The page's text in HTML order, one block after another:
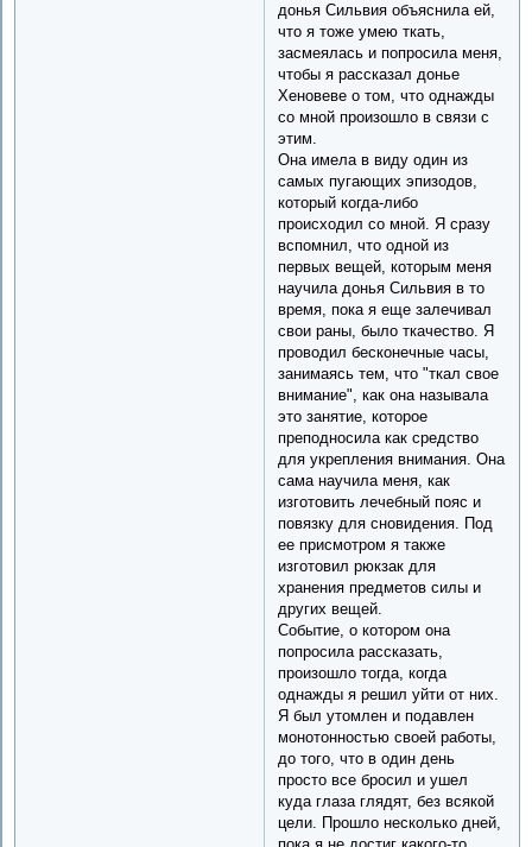
донья Сильвия объяснила ей,
что я тоже умею ткать,
засмеялась и попросила меня,
чтобы я рассказал донье
Хеновеве о том, что однажды
со мной произошло в связи с
этим.
Она имела в виду один из
самых пугающих эпизодов,
который когда-либо
происходил со мной. Я сразу
вспомнил, что одной из
первых вещей, которым меня
научила донья Сильвия в то
время, пока я еще залечивал
свои раны, было ткачество. Я
проводил бесконечные часы,
занимаясь тем, что "ткал свое
внимание", как она называла
это занятие, которое
преподносила как средство
для укрепления внимания. Она
сама научила меня, как
изготовить лечебный пояс и
повязку для сновидения. Под
ее присмотром я также
изготовил рюкзак для
хранения предметов силы и
других вещей.
Событие, о котором она
попросила рассказать,
произошло тогда, когда
однажды я решил уйти от них.
Я был утомлен и подавлен
монотонностью своей работы,
до того, что в один день
просто все бросил и ушел
куда глаза глядят, без всякой
цели. Прошло несколько дней,